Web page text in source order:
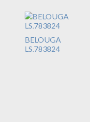
BELOUGA
LS.783824